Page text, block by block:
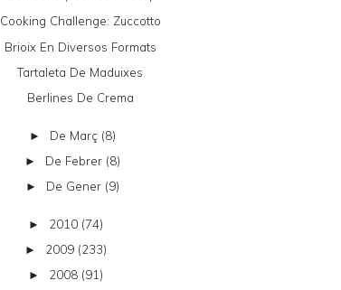
Cooking Challenge: Zuccotto
Brioix En Diversos Formats
Tartaleta De Maduixes
Berlines De Crema
► De Març (8)
► De Febrer (8)
► De Gener (9)
► 2010 (74)
► 2009 (233)
► 2008 (91)